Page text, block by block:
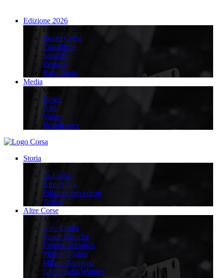
Edizione 2026
Edizione 2026
Recap Corsa
Classifiche
Squadre
Regioni
Race Book
Media
Media
News
Foto
Video
Broadcaster
Storia
Storia
La Corsa
Albo d’oro
Edizioni precedenti
Trofeo
Altre Corse
Altre Corse
Giro d'Italia
Strade Bianche
Tirreno Adriatico
Milano-Torino
Milano-Sanremo
Giro d'Italia Women